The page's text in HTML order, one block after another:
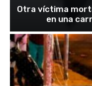
Otra víctima
en una